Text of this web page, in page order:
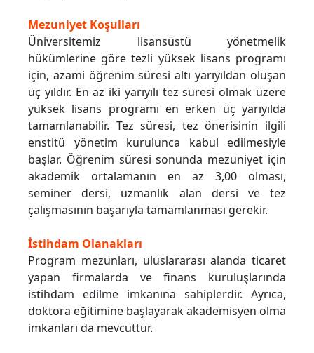
Mezuniyet Koşulları
Üniversitemiz lisansüstü yönetmelik
hükümlerine göre tezli yüksek lisans programı
için, azami öğrenim süresi altı yarıyıldan oluşan
üç yıldır. En az iki yarıyılı tez süresi olmak üzere
yüksek lisans programı en erken üç yarıyılda
tamamlanabilir. Tez süresi, tez önerisinin ilgili
enstitü yönetim kurulunca kabul edilmesiyle
başlar. Öğrenim süresi sonunda mezuniyet için
akademik ortalamanın en az 3,00 olması,
seminer dersi, uzmanlık alan dersi ve tez
çalışmasının başarıyla tamamlanması gerekir.
İstihdam Olanakları
Program mezunları, uluslararası alanda ticaret
yapan firmalarda ve finans kuruluşlarında
istihdam edilme imkanına sahiplerdir. Ayrıca,
doktora eğitimine başlayarak akademisyen olma
imkanları da mevcuttur.